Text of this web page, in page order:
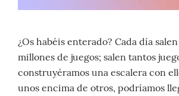
¿Os habéis enterado? Cada día
millones de juegos; salen tantos
construyéramos una escalera con
unos encima de otros, podríamos